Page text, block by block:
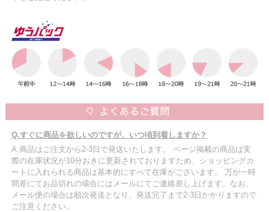
Q.すぐに商品を欲しいのですが、いつ頃到着しますか？
A.商品はご注文から2-3日で発送いたします。 ページ掲載の商品は実
際の在庫状況が10分おきに更新されておりますため、ショッピングカ
ートに入れられる商品は基本的にすべて在庫がございます。 万が一時
間差にてお品切れの場合にはメールにてご連絡差し上げます。なお、
メール便の場合は順次発送となり、発送完了まで2-3日かかりますので
ご注意ください。